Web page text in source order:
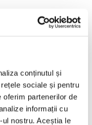
conținutul și
sociale și pentru
oferim partenerilor de
informații cu
nostru. Aceștia le
lucrare
artă